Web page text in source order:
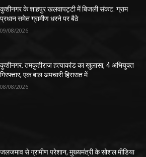
कुशीनगर के शाहपुर खलवापट्टी में बिजली संकट: ग्राम
प्रधान समेत ग्रामीण धरने पर बैठे
09/08/2026
कुशीनगर: तमकुहीराज हत्याकांड का खुलासा, 4 अभियुक्त
गिरफ्तार, एक बाल अपचारी हिरासत में
08/08/2026
जलजमाव से ग्रामीण परेशान, मुख्यमंत्री के सोशल मीडिया